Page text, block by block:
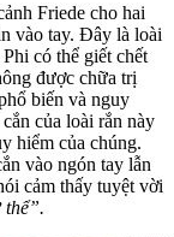
Friede cho hai
vào tay. Đây là loài
có thể giết chết
được chữa trị
biến và nguy
của loài rắn này
hiểm của chúng.
vào ngón tay lẫn
cảm thấy tuyệt vời
thể”.